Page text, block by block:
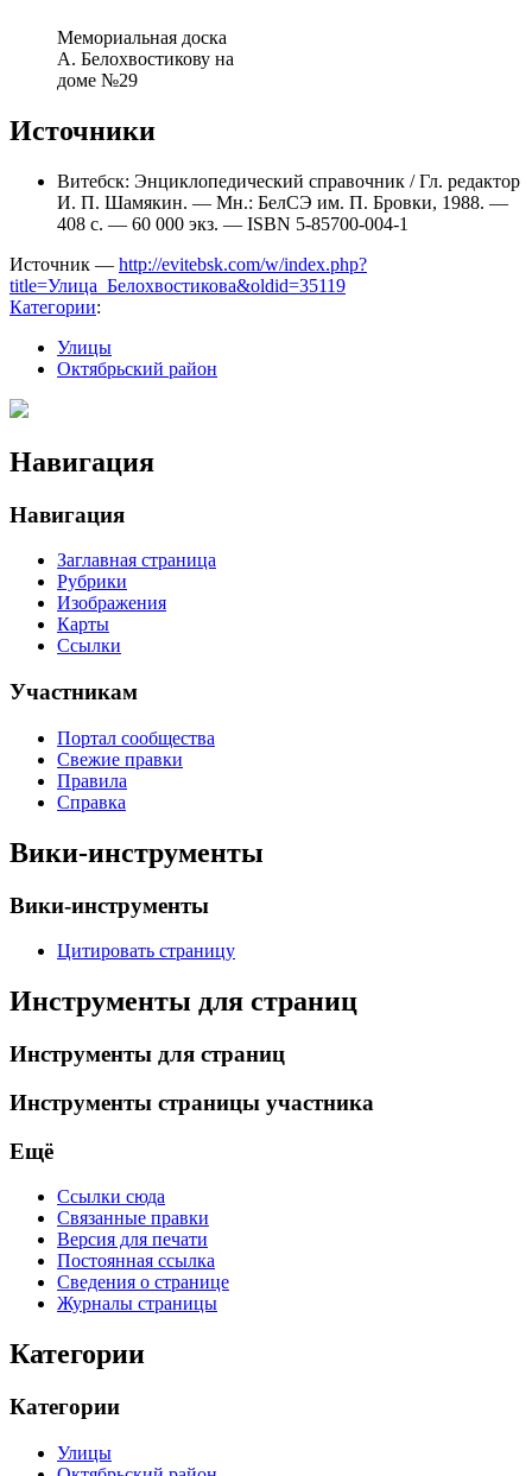
Мемориальная доска
А. Белохвостикову на
доме №29
Источники
Витебск: Энциклопедический справочник / Гл. редактор
И. П. Шамякин. — Мн.: БелСЭ им. П. Бровки, 1988. —
408 с. — 60 000 экз. — ISBN 5-85700-004-1
Источник — http://evitebsk.com/w/index.php?
title=Улица_Белохвостикова&oldid=35119
Категории:
Улицы
Октябрьский район
Навигация
Навигация
Заглавная страница
Рубрики
Изображения
Карты
Ссылки
Участникам
Портал сообщества
Свежие правки
Правила
Справка
Вики-инструменты
Вики-инструменты
Цитировать страницу
Инструменты для страниц
Инструменты для страниц
Инструменты страницы участника
Ещё
Ссылки сюда
Связанные правки
Версия для печати
Постоянная ссылка
Сведения о странице
Журналы страницы
Категории
Категории
Улицы